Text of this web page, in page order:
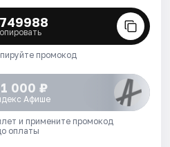
промокод
000 ₽
Афише
и примените промокод
оплаты